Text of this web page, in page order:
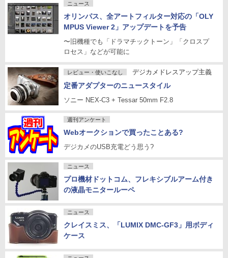
ニュース
オリンパス、全アートフィルター対応の「OLY
MPUS Viewer 2」アップデートを予告
〜旧機種でも「ドラマチックトーン」「クロスプ
ロセス」などが可能に
レビュー・使いこなし デジカメドレスアップ主義
定番アダプターのニュースタイル
ソニー NEX-C3 + Tessar 50mm F2.8
週刊アンケート
Webオークションで買ったことある?
デジカメのUSB充電どう思う?
ニュース
プロ機材ドットコム、フレキシブルアーム付き
の液晶モニタールーペ
ニュース
クレイスミス、「LUMIX DMC-GF3」用ボディ
ケース